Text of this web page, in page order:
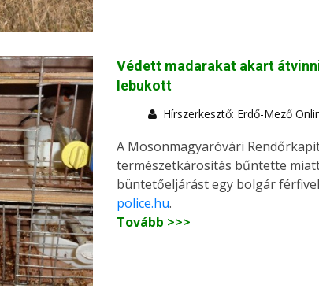
Védett madarakat akart
lebukott
Hírszerkesztő: Erdő-Mező
A Mosonmagyaróvári
természetkárosítás bűntette
büntetőeljárást egy bolgár
police.hu.
Tovább >>>